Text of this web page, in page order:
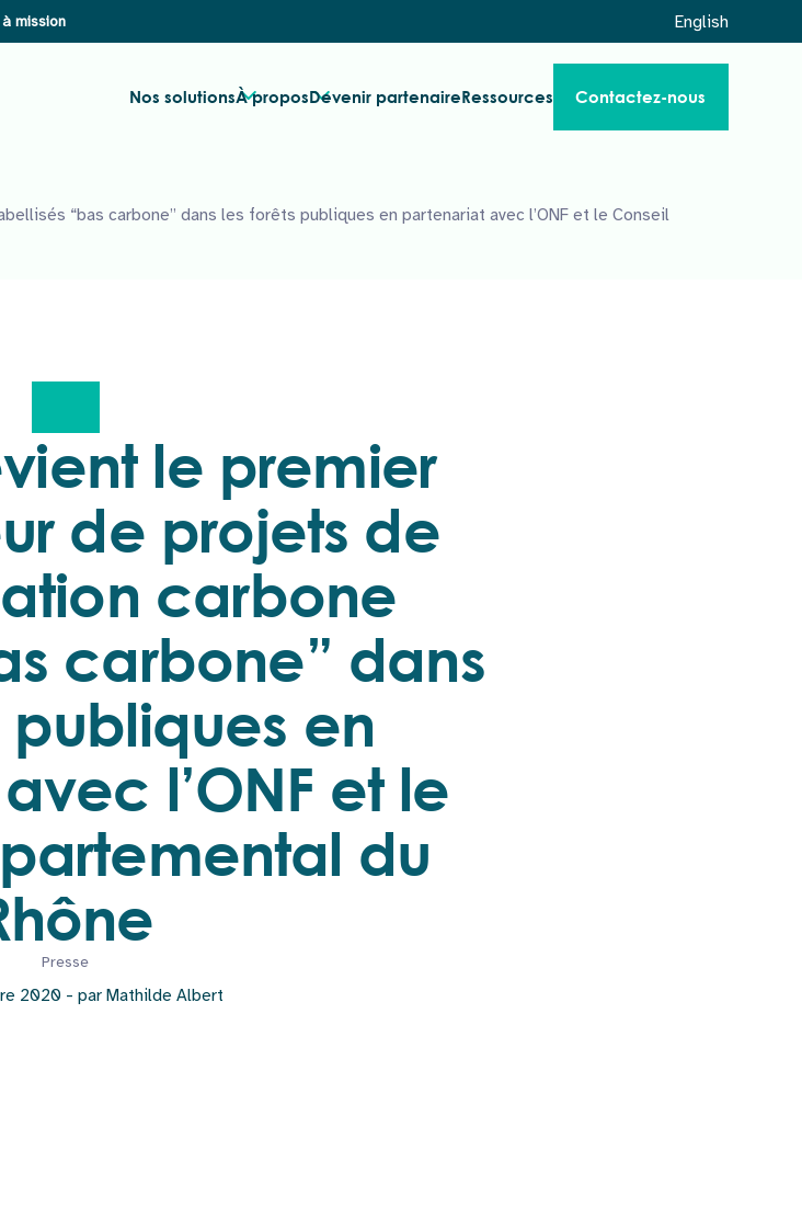
English
Nos solutionsÀ proposDevenir partenaireRessources Contactez-nous
“bas carbone” dans les forêts publiques en partenariat avec l’ONF et le Conseil
le premier
de projets de
carbone
carbone” dans
publiques en
l’ONF et le
du
Presse
2020 - par Mathilde Albert